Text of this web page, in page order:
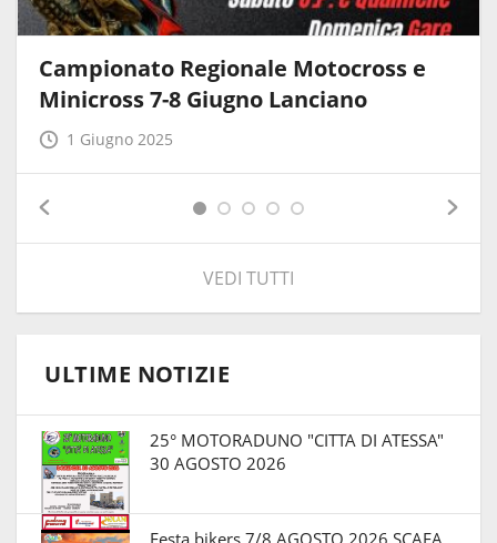
Campionato Regionale Motocross e
Minicross 7-8 Giugno Lanciano
1 Giugno 2025
VEDI TUTTI
ULTIME NOTIZIE
25° MOTORADUNO "CITTA DI ATESSA"
30 AGOSTO 2026
Festa bikers 7/8 AGOSTO 2026 SCAFA